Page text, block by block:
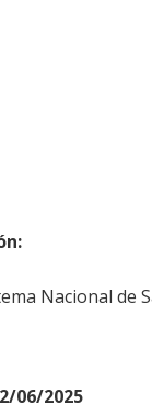
Nacional de
06/2025